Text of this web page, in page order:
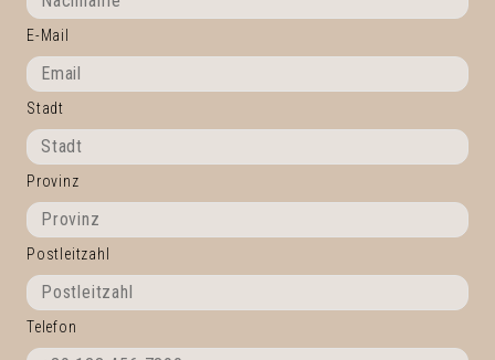
E-Mail
Stadt
Provinz
Postleitzahl
Telefon